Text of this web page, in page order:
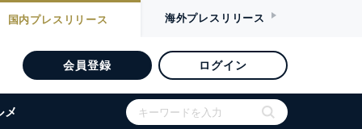
国内プレスリリース 海外プレスリリース
会員登録 ログイン
メ